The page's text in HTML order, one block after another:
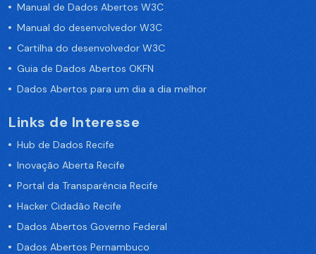
Manual de Dados Abertos W3C
Manual do desenvolvedor W3C
Cartilha do desenvolvedor W3C
Guia de Dados Abertos OKFN
Dados Abertos para um dia a dia melhor
Links de Interesse
Hub de Dados Recife
Inovação Aberta Recife
Portal da Transparência Recife
Hacker Cidadão Recife
Dados Abertos Governo Federal
Dados Abertos Pernambuco